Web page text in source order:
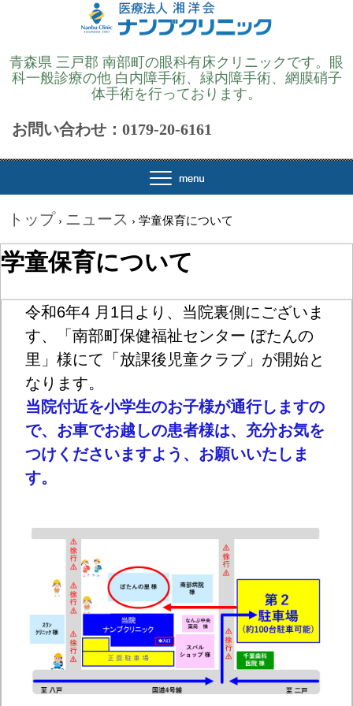
青森県 三戸郡 南部町の眼科有床クリニックです。眼
科一般診療の他 白内障手術、緑内障手術、網膜硝子
体手術を行っております。
お問い合わせ：0179-20-6161
トップ › ニュース › 学童保育について
学童保育について
令和6年4 月1日より、当院裏側にございま
す、「南部町保健福祉センター ぼたんの
里」様にて「放課後児童クラブ」が開始と
なります。
当院付近を小学生のお子様が通行しますの
で、お車でお越しの患者様は、 充分お気を
つけくださいますよう、お願いいたしま
す。